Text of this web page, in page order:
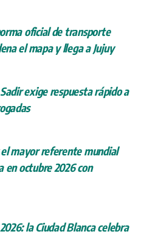
oficial de transporte
el mapa y llega a Jujuy
exige respuesta rápido a
mayor referente mundial
en octubre 2026 con
la Ciudad Blanca celebra